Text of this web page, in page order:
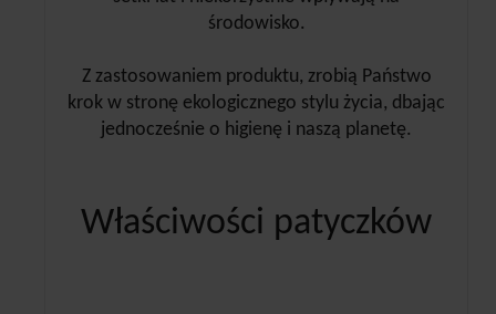
środowisko.
Z zastosowaniem produktu, zrobią Państwo
krok w stronę ekologicznego stylu życia, dbając
jednocześnie o higienę i naszą planetę.
Właściwości patyczków